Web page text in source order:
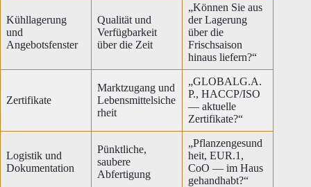
Kühllagerung
und
Angebotsfenster
Qualität und
Verfügbarkeit
über die Zeit
„Können Sie aus
der Lagerung
über die
Frischsaison
hinaus liefern?“
Zertifikate
Marktzugang und
Lebensmittelsiche
rheit
„GLOBALG.A.
P., HACCP/ISO
— aktuelle
Zertifikate?“
Logistik und
Dokumentation
Pünktliche,
saubere
Abfertigung
„Pflanzengesund
heit, EUR.1,
CoO — im Haus
gehandhabt?“